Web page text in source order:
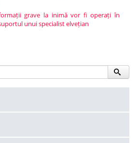
grave la inimă vor fi operați în
unui specialist elvețian